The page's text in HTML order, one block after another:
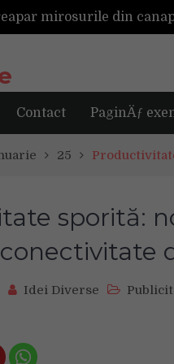
fi dacă ceasul tău s-ar
Contact PaginÄƒ
25
sporită:
Idei Diverse